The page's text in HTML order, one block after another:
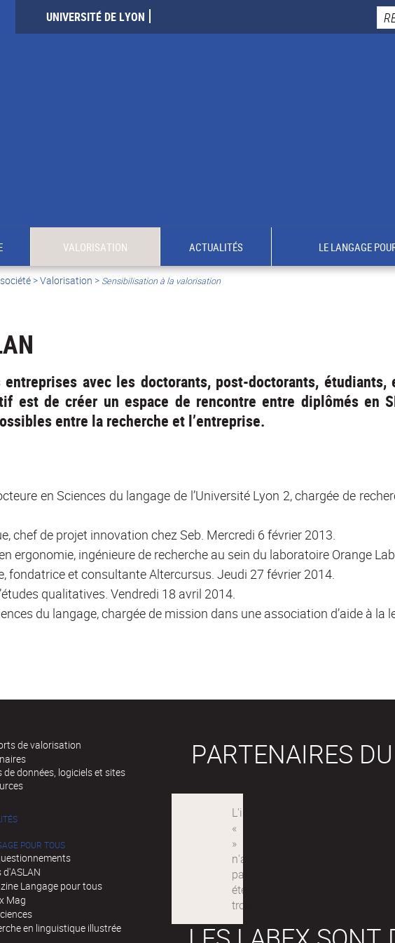
UNIVERSITÉ DE LYON
VALORISATION ACTUALITÉS LE LANGAGE
>Valorisation > Sensibilisation à la valorisation
avec les doctorants, post-doctorants, étudiants,
est de créer un espace de rencontre entre diplômés en
entre la recherche et l’entreprise.
en Sciences du langage de l’Université Lyon 2, chargée de
chef de projet innovation chez Seb. Mercredi 6 février 2013.
ergonomie, ingénieure de recherche au sein du laboratoire Orange
fondatrice et consultante Altercursus. Jeudi 27 février 2014.
qualitatives. Vendredi 18 avril 2014.
du langage, chargée de mission dans une association d’aide à
de valorisation
de données, logiciels et sites
POUR TOUS
d'ASLAN
Langage pour tous
Mag
en linguistique illustrée
PARTENAIRES